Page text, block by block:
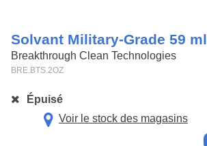
Solvant Military-Grade 59 ml
Breakthrough Clean Technologies
BRE.BTS.2OZ
Épuisé
Voir le stock des magasins